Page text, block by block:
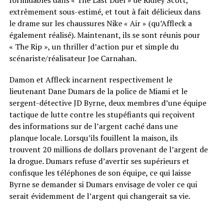
extrêmement sous-estimé, et tout à fait délicieux dans
le drame sur les chaussures Nike « Air » (qu’Affleck a
également réalisé). Maintenant, ils se sont réunis pour
« The Rip », un thriller d’action pur et simple du
scénariste/réalisateur Joe Carnahan.
Damon et Affleck incarnent respectivement le
lieutenant Dane Dumars de la police de Miami et le
sergent-détective JD Byrne, deux membres d’une équipe
tactique de lutte contre les stupéfiants qui reçoivent
des informations sur de l’argent caché dans une
planque locale. Lorsqu’ils fouillent la maison, ils
trouvent 20 millions de dollars provenant de l’argent de
la drogue. Dumars refuse d’avertir ses supérieurs et
confisque les téléphones de son équipe, ce qui laisse
Byrne se demander si Dumars envisage de voler ce qui
serait évidemment de l’argent qui changerait sa vie.